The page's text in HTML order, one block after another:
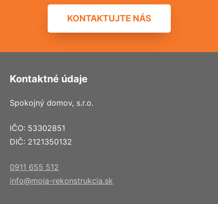
KONTAKTUJTE NÁS
Kontaktné údaje
Spokojný domov, s.r.o.
IČO: 53302851
DIČ: 2121350132
0911 655 512
info@moja-rekonstrukcia.sk